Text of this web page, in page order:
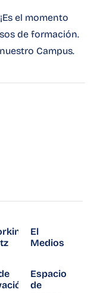
el momento
de formación.
Campus.
El
Medios
Espacio
de